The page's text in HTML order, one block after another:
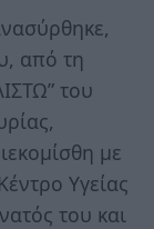
από τη
του
με
Υγείας
του και